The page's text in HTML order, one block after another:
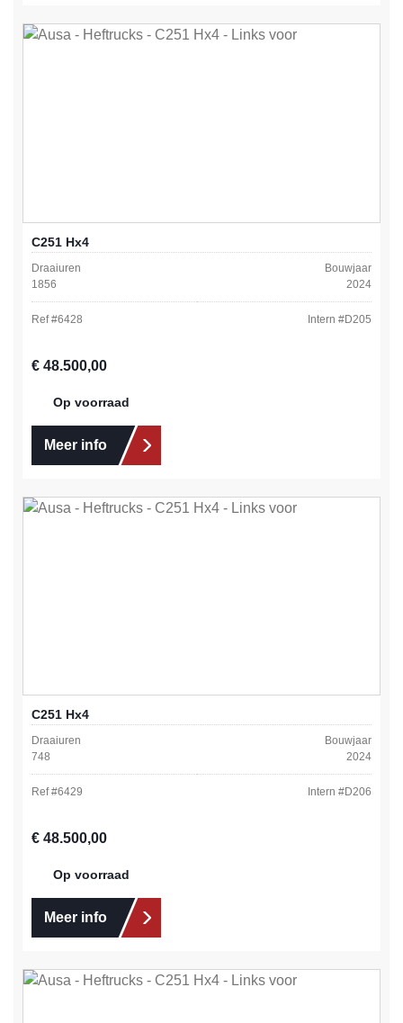
C251 Hx4
Draaiuren
1856
Bouwjaar
2024
Ref #6428 Intern #D205
Normale prijs:
€ 48.500,00
Op voorraad
Meer info
C251 Hx4
Draaiuren
748
Bouwjaar
2024
Ref #6429 Intern #D206
Normale prijs:
€ 48.500,00
Op voorraad
Meer info